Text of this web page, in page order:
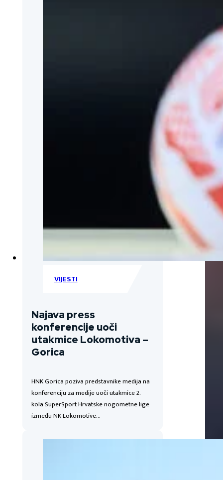
VIJESTI
Najava press
konferencije uoči
utakmice Lokomotiva –
Gorica
HNK Gorica poziva predstavnike medija na
konferenciju za medije uoči utakmice 2.
kola SuperSport Hrvatske nogometne lige
između NK Lokomotive…